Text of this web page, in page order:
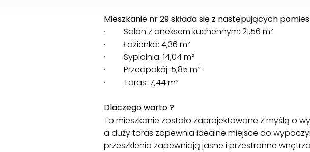
Mieszkanie nr 29 składa się z następujących
· Salon z aneksem kuchennym: 21,56 m²
· Łazienka: 4,36 m²
· Sypialnia: 14,04 m²
· Przedpokój: 5,85 m²
· Taras: 7,44 m²
Dlaczego warto ?
To mieszkanie zostało zaprojektowane z myślą o
a duży taras zapewnia idealne miejsce do
przeszklenia zapewniają jasne i przestronne